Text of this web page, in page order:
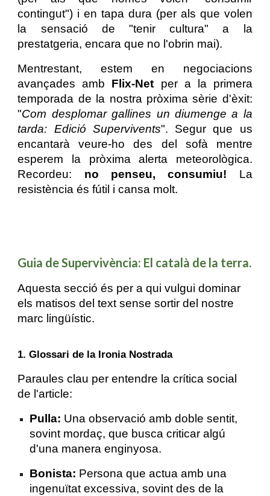
contingut") i en tapa dura (per als que volen
la sensació de "tenir cultura" a la
prestatgeria, encara que no l'obrin mai).
Mentrestant, estem en negociacions
avançades amb Flix-Net per a la primera
temporada de la nostra pròxima sèrie d'èxit:
"Com desplomar gallines un diumenge a la
tarda: Edició Supervivents". Segur que us
encantarà veure-ho des del sofà mentre
esperem la pròxima alerta meteorològica.
Recordeu: no penseu, consumiu! La
resistència és fútil i cansa molt.
Guia de Supervivència: El català de la terra.
Aquesta secció és per a qui vulgui dominar
els matisos del text sense sortir del nostre
marc lingüístic.
1. Glossari de la Ironia Nostrada
Paraules clau per entendre la crítica social
de l'article:
Pulla: Una observació amb doble sentit,
sovint mordaç, que busca criticar algú
d'una manera enginyosa.
Bonista: Persona que actua amb una
ingenuïtat excessiva, sovint des de la